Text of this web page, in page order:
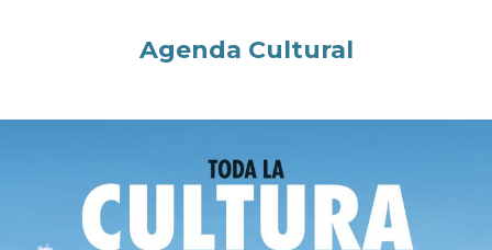
Agenda Cultural